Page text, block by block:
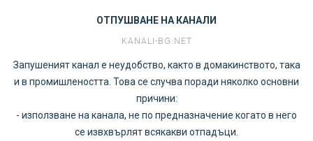
ОТПУШВАНЕ НА КАНАЛИ
KANALI-BG.NET
Запушеният канал е неудобство, както в домакинството, така
и в промишлеността. Това се случва поради няколко основни
причини:
- използване на канала, не по предназначение когато в него
се извхвърлят всякакви отпадъци.